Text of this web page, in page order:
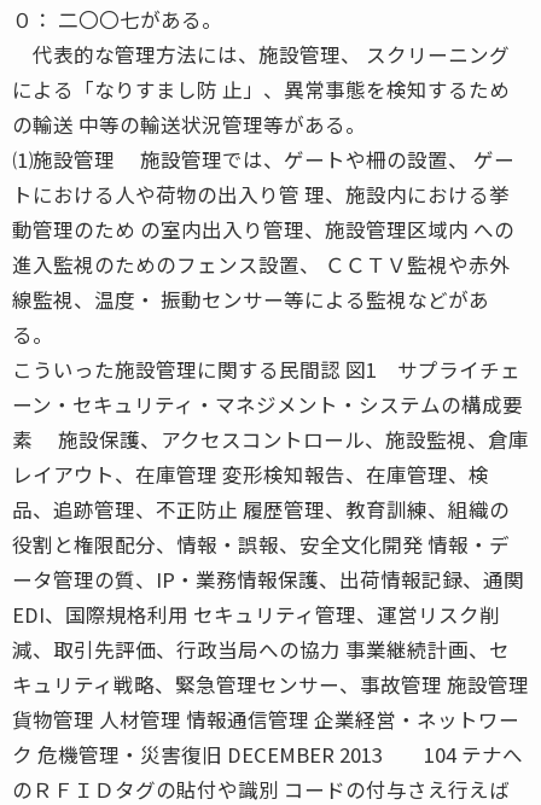
０： 二〇〇七がある。
代表的な管理方法には、施設管理、 スクリーニング
による「なりすまし防 止」、異常事態を検知するため
の輸送 中等の輸送状況管理等がある。
⑴施設管理 施設管理では、ゲートや柵の設置、 ゲー
トにおける人や荷物の出入り管 理、施設内における挙
動管理のため の室内出入り管理、施設管理区域内 への
進入監視のためのフェンス設置、 ＣＣＴＶ監視や赤外
線監視、温度・ 振動センサー等による監視などがあ
る。
こういった施設管理に関する民間認 図1 サプライチェ
ーン・セキュリティ・マネジメント・システムの構成要
素 施設保護、アクセスコントロール、施設監視、倉庫
レイアウト、在庫管理 変形検知報告、在庫管理、検
品、追跡管理、不正防止 履歴管理、教育訓練、組織の
役割と権限配分、情報・誤報、安全文化開発 情報・デ
ータ管理の質、IP・業務情報保護、出荷情報記録、通関
EDI、国際規格利用 セキュリティ管理、運営リスク削
減、取引先評価、行政当局への協力 事業継続計画、セ
キュリティ戦略、緊急管理センサー、事故管理 施設管理
貨物管理 人材管理 情報通信管理 企業経営・ネットワー
ク 危機管理・災害復旧 DECEMBER 2013 104 テナへ
のＲＦＩＤタグの貼付や識別 コードの付与さえ行えば